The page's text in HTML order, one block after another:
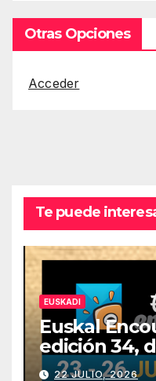
Otras Opciones
Acceder
Te puede
EUSKADI
Euskal
edición 34,
julio
22 JULIO, 2026